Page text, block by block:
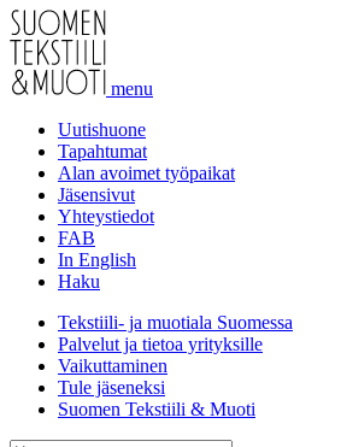
menu
Uutishuone
Tapahtumat
Alan avoimet työpaikat
Jäsensivut
Yhteystiedot
FAB
In English
Haku
Tekstiili- ja muotiala Suomessa
Palvelut ja tietoa yrityksille
Vaikuttaminen
Tule jäseneksi
Suomen Tekstiili & Muoti